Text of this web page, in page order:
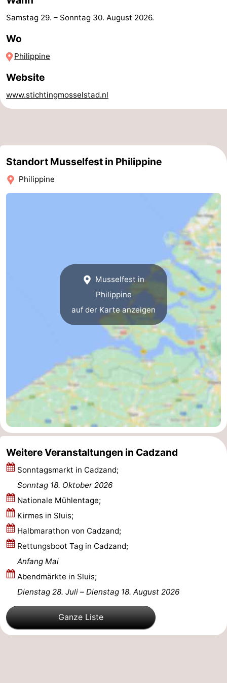
Forum
Route
-
Medizin
Walcheren
Breskens
Sluis
-
Cadzand-
Dorp
-
Retranchement
-
Natur
Het
Zwin
Westflandern
-
Brügge
-
Gent
Die
Küste
Knokke-
Heist
Zeebrugge
-
Blankenberge
-
Samstag 29. – Sonntag 30. August 2026.
Wo
Philippine
Website
www.stichtingmosselstad.nl
Standort Musselfest in Philippine
Philippine
Musselfest in
Philippine
auf der Karte anzeigen
Weitere Veranstaltungen in Cadzand
Sonntagsmarkt in Cadzand;
Sonntag 18. Oktober 2026
Nationale Mühlentage;
Kirmes in Sluis;
Halbmarathon von Cadzand;
Rettungsboot Tag in Cadzand;
Anfang Mai
Abendmärkte in Sluis;
Dienstag 28. Juli – Dienstag 18. August 2026
Ganze Liste